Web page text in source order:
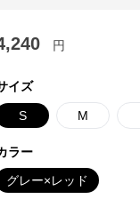
円
イズ
S M
ラー
グレー×レッド